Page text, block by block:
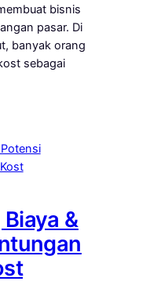
bisnis
pasar. Di
banyak orang
sebagai
&